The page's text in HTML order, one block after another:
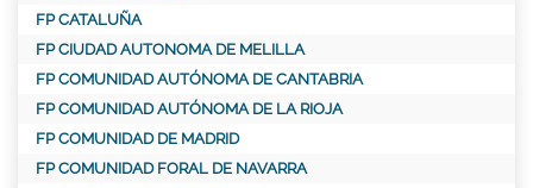
FP CATALUÑA
FP CIUDAD AUTONOMA DE MELILLA
FP COMUNIDAD AUTÓNOMA DE CANTABRIA
FP COMUNIDAD AUTÓNOMA DE LA RIOJA
FP COMUNIDAD DE MADRID
FP COMUNIDAD FORAL DE NAVARRA